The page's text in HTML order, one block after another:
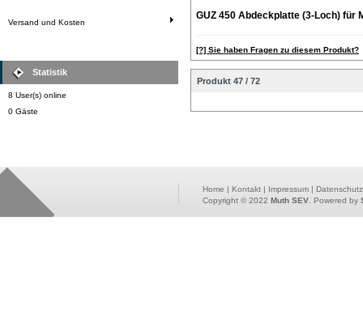
Versand und Kosten
Statistik
8 User(s) online
0 Gäste
GUZ 450 Abdeckplatte (3-Loch) für
[?] Sie haben Fragen zu diesem Produkt?
Produkt 47 / 72
Home | Kontakt | Impressum |
Copyright © 2022 Muth SEV . Powered by